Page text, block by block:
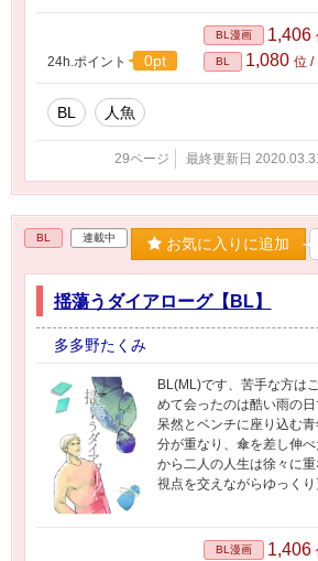
24h.ポイント 0pt
BL漫画 1,406
BL 1,080 位 /
BL 人魚
29ページ 最終更新日
BL 連載中 お気に入りに追加
揺蕩うダイアローグ【BL】
多多野たくみ
BL(ML)です、苦手な方は
めて会ったのは酷い雨の
呆然とベンチに座り込む青
分が重なり、傘を差し伸べ
から二人の人生は徐々に
視点を交えながらゆっく
BL漫画 1,406